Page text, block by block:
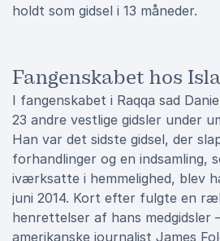
holdt som gidsel i 13 måneder.
Fangenskabet hos
I fangenskabet i Raqqa sad
23 andre vestlige gidsler under
Han var det sidste gidsel, der
forhandlinger og en indsamling,
iværksatte i hemmelighed, blev
juni 2014. Kort efter fulgte en
henrettelser af hans medgidsler
amerikanske journalist James